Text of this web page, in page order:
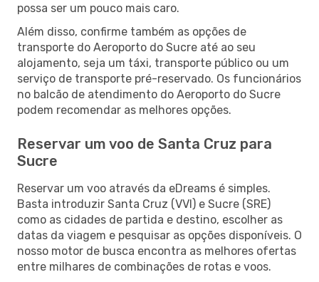
possa ser um pouco mais caro.
Além disso, confirme também as opções de
transporte do Aeroporto do Sucre até ao seu
alojamento, seja um táxi, transporte público ou um
serviço de transporte pré-reservado. Os funcionários
no balcão de atendimento do Aeroporto do Sucre
podem recomendar as melhores opções.
Reservar um voo de Santa Cruz para
Sucre
Reservar um voo através da eDreams é simples.
Basta introduzir Santa Cruz (VVI) e Sucre (SRE)
como as cidades de partida e destino, escolher as
datas da viagem e pesquisar as opções disponíveis. O
nosso motor de busca encontra as melhores ofertas
entre milhares de combinações de rotas e voos.